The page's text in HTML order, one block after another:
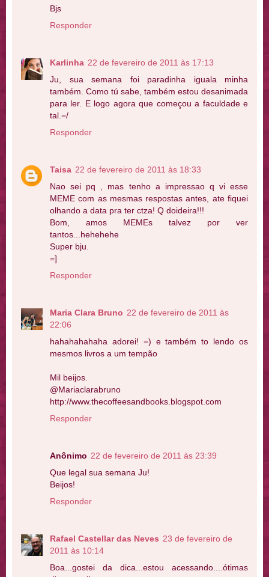
Bjs
Responder
Karlinha 22 de fevereiro de 2011 às 17:13
Ju, sua semana foi paradinha iguala minha
também. Como tú sabe, também estou desanimada
para ler. E logo agora que começou a faculdade e
tal.=/
Responder
Taisa 22 de fevereiro de 2011 às 18:33
Nao sei pq , mas tenho a impressao q vi esse
MEME com as mesmas respostas antes, ate fiquei
olhando a data pra ter ctza! Q doideira!!!
Bom, amos MEMEs talvez por ver
tantos...hehehehe
Super bju.
=]
Responder
Maria Clara Bruno 22 de fevereiro de 2011 às
22:06
hahahahahaha adorei! =) e também to lendo os
mesmos livros a um tempão
Mil beijos.
@Mariaclarabruno
http://www.thecoffeesandbooks.blogspot.com
Responder
Anônimo 22 de fevereiro de 2011 às 23:39
Que legal sua semana Ju!
Beijos!
Responder
Rafael Castellar das Neves 23 de fevereiro de
2011 às 10:14
Boa...gostei da dica...estou acessando....ótimas